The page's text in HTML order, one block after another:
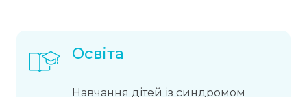
Освіта
Навчання дітей із синдромом